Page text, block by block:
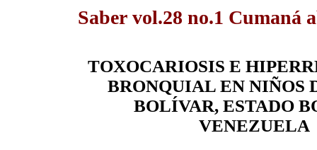
Saber vol.28 no.1 Cumaná
TOXOCARIOSIS E
BRONQUIAL EN NIÑOS
BOLÍVAR, ESTADO
VENEZUELA